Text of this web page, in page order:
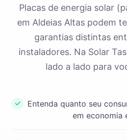
Placas de energia solar
em Aldeias Altas podem
garantias distintas
instaladores. Na Solar
lado a lado para
Entenda quanto seu
em economia